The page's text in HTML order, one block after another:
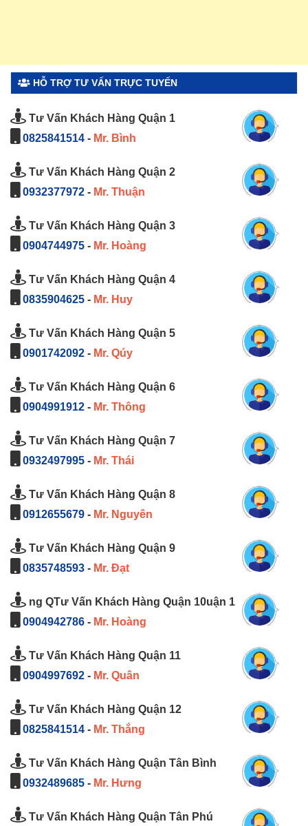
HỖ TRỢ TƯ VẤN TRỰC TUYẾN
Tư Vấn Khách Hàng Quận 1
0825841514 - Mr. Bình
Tư Vấn Khách Hàng Quận 2
0932377972 - Mr. Thuận
Tư Vấn Khách Hàng Quận 3
0904744975 - Mr. Hoàng
Tư Vấn Khách Hàng Quận 4
0835904625 - Mr. Huy
Tư Vấn Khách Hàng Quận 5
0901742092 - Mr. Qúy
Tư Vấn Khách Hàng Quận 6
0904991912 - Mr. Thông
Tư Vấn Khách Hàng Quận 7
0932497995 - Mr. Thái
Tư Vấn Khách Hàng Quận 8
0912655679 - Mr. Nguyên
Tư Vấn Khách Hàng Quận 9
0835748593 - Mr. Đạt
ng QTư Vấn Khách Hàng Quận 10uận 1
0904942786 - Mr. Hoàng
Tư Vấn Khách Hàng Quận 11
0904997692 - Mr. Quân
Tư Vấn Khách Hàng Quận 12
0825841514 - Mr. Thắng
Tư Vấn Khách Hàng Quận Tân Bình
0932489685 - Mr. Hưng
Tư Vấn Khách Hàng Quận Tân Phú